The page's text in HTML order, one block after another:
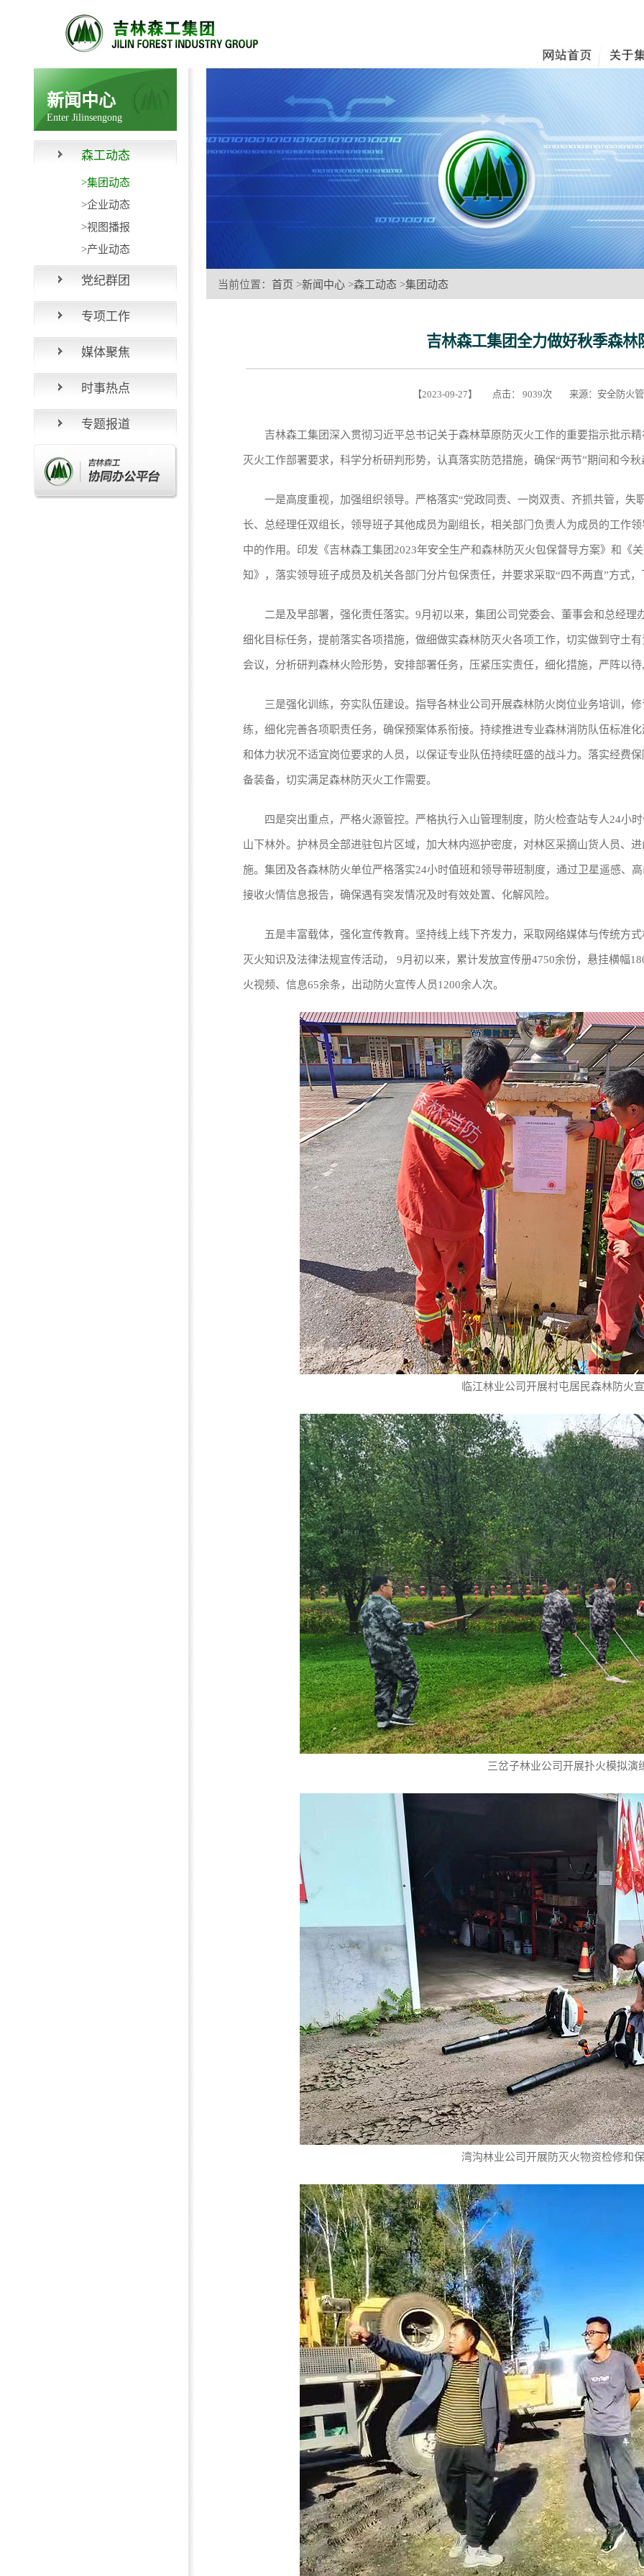
新闻中心
Enter Jilinsengong
森工动态
>集团动态
>企业动态
>视图播报
>产业动态
党纪群团
专项工作
媒体聚焦
时事热点
专题报道
当前位置： 首页 >新闻中心 >森工动态 >集团动态
吉林森工集团全力做好秋季森林
【2023-09-27】 点击： 9039次 来源：安全防火
吉林森工集团深入贯彻习近平总书记关于森林草原防灭火工作的重要指示批示精
灭火工作部署要求，科学分析研判形势，认真落实防范措施，确保“两节”期间和今
一是高度重视，加强组织领导。严格落实“党政同责、一岗双责、齐抓共管，失
长、总经理任双组长，领导班子其他成员为副组长，相关部门负责人为成员的工作
中的作用。印发《吉林森工集团2023年安全生产和森林防灭火包保督导方案》和《
知》，落实领导班子成员及机关各部门分片包保责任，并要求采取“四不两直”方式
二是及早部署，强化责任落实。9月初以来，集团公司党委会、董事会和总经理
细化目标任务，提前落实各项措施，做细做实森林防灭火各项工作，切实做到守土
会议，分析研判森林火险形势，安排部署任务，压紧压实责任，细化措施，严阵以
三是强化训练，夯实队伍建设。指导各林业公司开展森林防火岗位业务培训，修
练，细化完善各项职责任务，确保预案体系衔接。持续推进专业森林消防队伍标准
和体力状况不适宜岗位要求的人员，以保证专业队伍持续旺盛的战斗力。落实经费
备装备，切实满足森林防灭火工作需要。
四是突出重点，严格火源管控。严格执行入山管理制度，防火检查站专人24小
山下林外。护林员全部进驻包片区域，加大林内巡护密度，对林区采摘山货人员、
施。集团及各森林防火单位严格落实24小时值班和领导带班制度，通过卫星遥感、
接收火情信息报告，确保遇有突发情况及时有效处置、化解风险。
五是丰富载体，强化宣传教育。坚持线上线下齐发力，采取网络媒体与传统方式
灭火知识及法律法规宣传活动， 9月初以来，累计发放宣传册4750余份，悬挂横幅
火视频、信息65余条，出动防火宣传人员1200余人次。
临江林业公司开展村屯居民森林防火
三岔子林业公司开展扑火模拟演
湾沟林业公司开展防灭火物资检修和